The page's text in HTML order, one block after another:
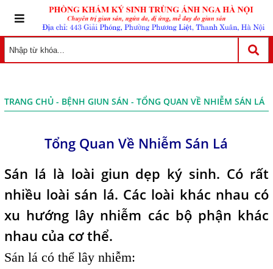
TRANG CHỦ- BỆNH GIUN SÁN - TỔNG QUAN VỀ NHIỄM SÁN LÁ
Tổng Quan Về Nhiễm Sán Lá
Sán lá là loài giun dẹp ký sinh. Có rất
nhiều loài sán lá. Các loài khác nhau có
xu hướng lây nhiễm các bộ phận khác
nhau của cơ thể.
Sán lá có thể lây nhiễm: